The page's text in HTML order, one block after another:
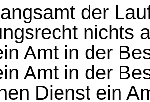
der
nichts
Amt in der
Amt in der
Dienst ein